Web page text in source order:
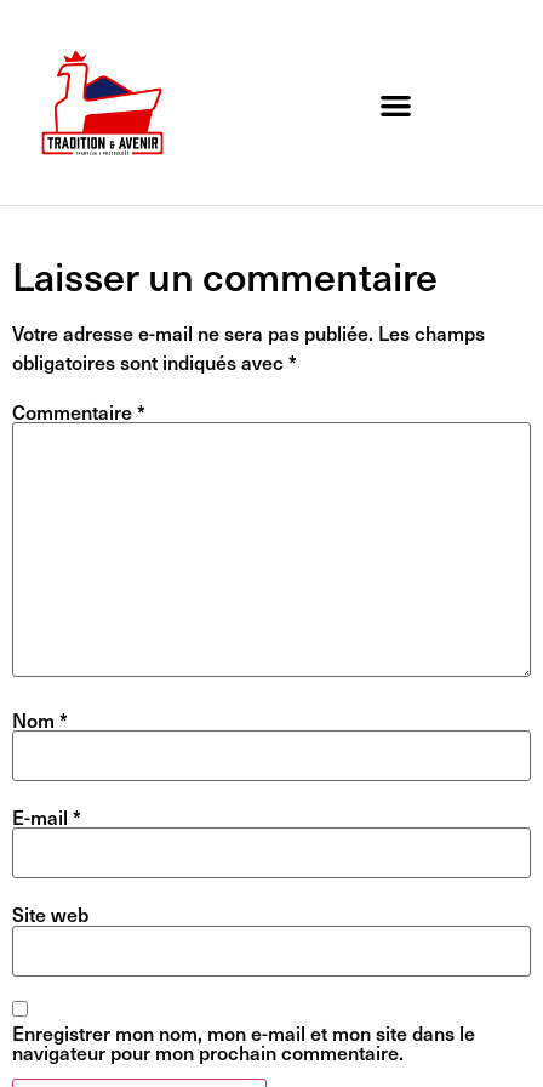
Laisser un commentaire
Votre adresse e-mail ne sera pas publiée. Les champs
obligatoires sont indiqués avec *
Commentaire*
Nom *
E-mail *
Site web
Enregistrer mon nom, mon e-mail et mon site dans le
navigateur pour mon prochain commentaire.